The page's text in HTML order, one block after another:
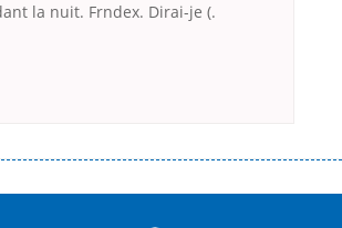
la nuit. Frndex. Dirai-je (.
значить Вам добре знайомі незручності